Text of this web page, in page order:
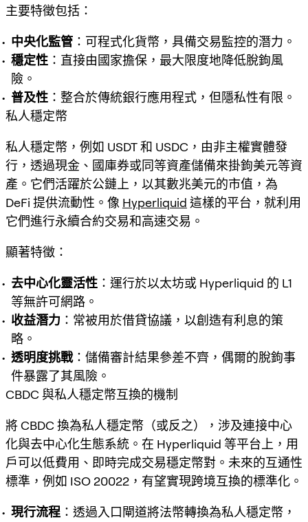
主要特徵包括：
中央化監管 ：可程式化貨幣，具備交易監控的潛力。
穩定性 ：直接由國家擔保，最大限度地降低脫鉤風
險。
普及性 ：整合於傳統銀行應用程式，但隱私性有限。
私人穩定幣
私人穩定幣，例如 USDT 和 USDC，由非主權實體發
行，透過現金、國庫券或同等資產儲備來掛鉤美元等資
產。它們活躍於公鏈上，以其數兆美元的市值，為
DeFi 提供流動性。像 Hyperliquid 這樣的平台，就利用
它們進行永續合約交易和高速交易。
顯著特徵：
去中心化靈活性 ：運行於以太坊或 Hyperliquid 的 L1
等無許可網路。
收益潛力 ：常被用於借貸協議，以創造有利息的策
略。
透明度挑戰：儲備審計結果參差不齊，偶爾的脫鉤事
件暴露了其風險。
CBDC 與私人穩定幣互換的機制
將 CBDC 換為私人穩定幣（或反之），涉及連接中心
化與去中心化生態系統。在 Hyperliquid 等平台上，用
戶可以低費用、即時完成交易穩定幣對。未來的互通性
標準，例如 ISO 20022，有望實現跨境互換的標準化。
現行流程 ：透過入口閘道將法幣轉換為私人穩定幣，